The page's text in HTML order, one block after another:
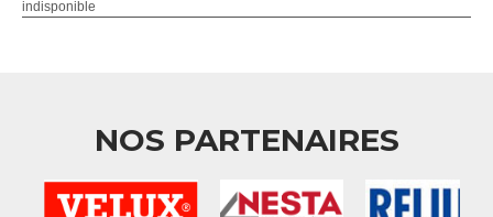
indisponible
NOS PARTENAIRES